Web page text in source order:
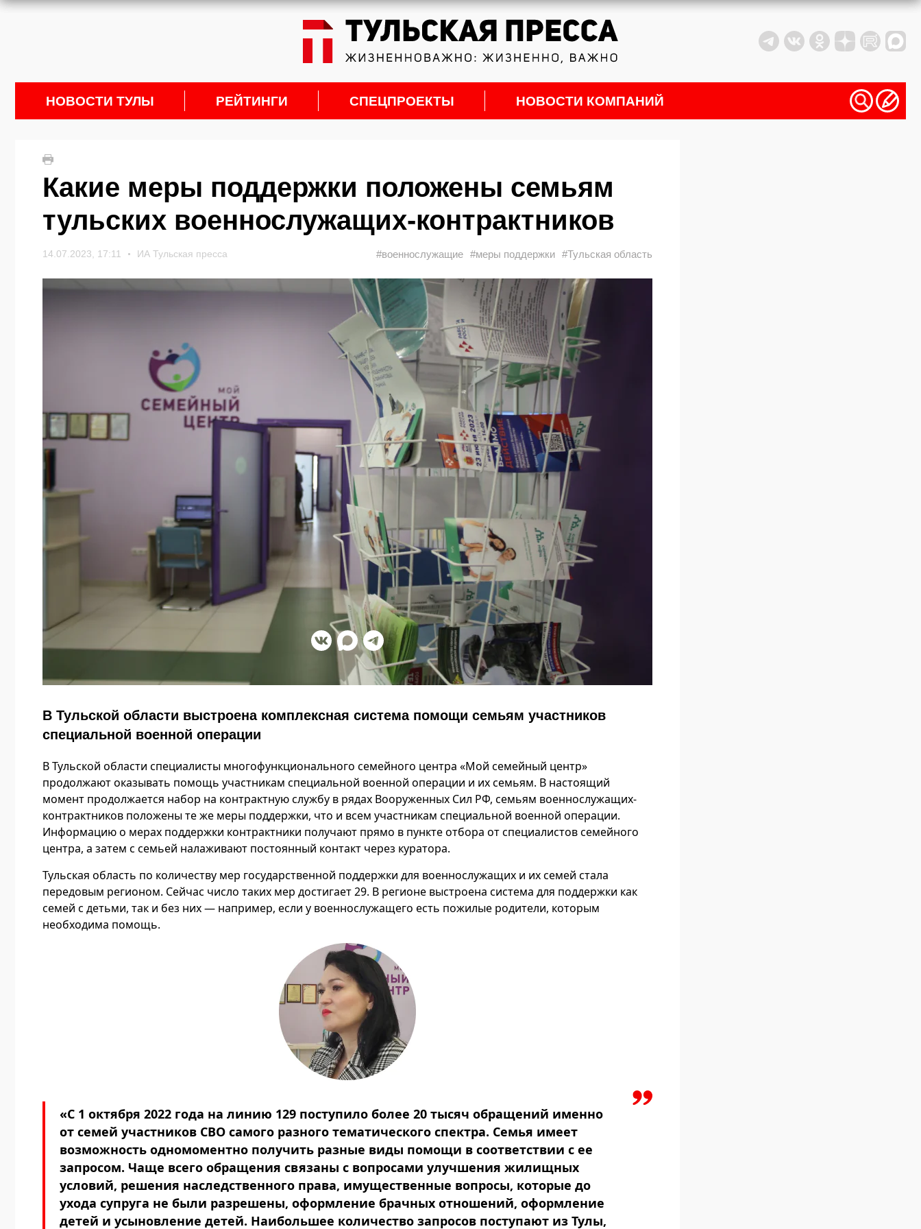
НОВОСТИ ТУЛЫ РЕЙТИНГИ СПЕЦПРОЕКТЫ НОВОСТИ КОМПАНИЙ
Какие меры поддержки положены семьям
тульских военнослужащих-контрактников
14.07.2023, 17:11 ИА Тульская пресса #военнослужащие #меры поддержки #Тульская область
В Тульской области выстроена комплексная система помощи семьям участников
специальной военной операции
В Тульской области специалисты многофункционального семейного центра «Мой семейный центр»
продолжают оказывать помощь участникам специальной военной операции и их семьям. В настоящий
момент продолжается набор на контрактную службу в рядах Вооруженных Сил РФ, семьям военнослужащих-
контрактников положены те же меры поддержки, что и всем участникам специальной военной операции.
Информацию о мерах поддержки контрактники получают прямо в пункте отбора от специалистов семейного
центра, а затем с семьей налаживают постоянный контакт через куратора.
Тульская область по количеству мер государственной поддержки для военнослужащих и их семей стала
передовым регионом. Сейчас число таких мер достигает 29. В регионе выстроена система для поддержки как
семей с детьми, так и без них — например, если у военнослужащего есть пожилые родители, которым
необходима помощь.
«С 1 октября 2022 года на линию 129 поступило более 20 тысяч обращений именно
от семей участников СВО самого разного тематического спектра. Семья имеет
возможность одномоментно получить разные виды помощи в соответствии с ее
запросом. Чаще всего обращения связаны с вопросами улучшения жилищных
условий, решения наследственного права, имущественные вопросы, которые до
ухода супруга не были разрешены, оформление брачных отношений, оформление
детей и усыновление детей. Наибольшее количество запросов поступают из Тулы,